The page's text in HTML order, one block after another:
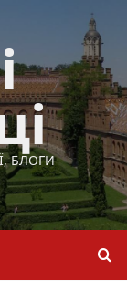
БЛОГИ